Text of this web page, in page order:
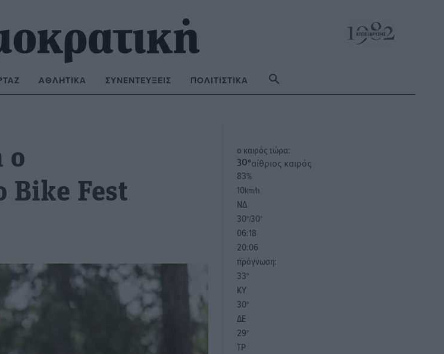
ΑΘΛΗΤΙΚΆ ΣΥΝΕΝΤΕΎΞΕΙΣ ΠΟΛΙΤΙΣΤΙΚΆ
ο
Bike Fest
o καιρός τώρα:
30°αίθριος καιρός
83%
10km/h
ΝΔ
30°/30°
06:18
20:06
πρόγνωση:
33°
ΚΥ
30°
ΔΕ
29°
ΤΡ